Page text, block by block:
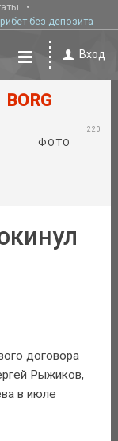
без депозита
Вход
BORG
ФОТО
220
договора
Рыжиков,
в июле